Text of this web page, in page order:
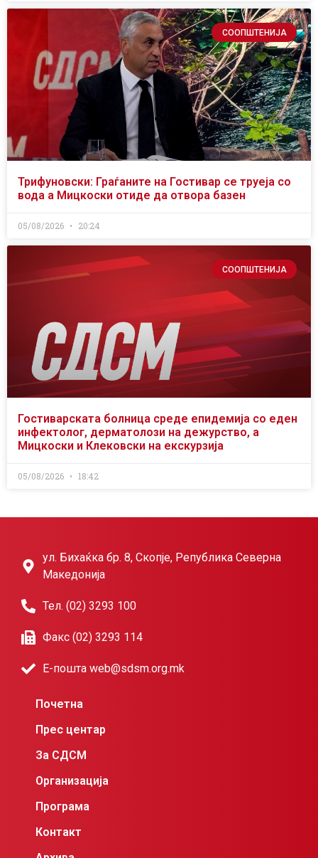
СООПШТЕНИЈА
Трифуновски: Граѓаните на Гостивар се труеја со
вода а Мицкоски отиде да отвора базен
05/08/2026 20:24
СООПШТЕНИЈА
Гостиварската болница среде епидемија со еден
инфектолог, дерматолози на дежурство, а
Мицкоски и Клековски на екскурзија
05/08/2026 18:42
ул. Бихаќка бр. 8, Скопје, Република Северна
Македонија
Тел. (02) 3293 100
Факс (02) 3293 114
Е-пошта web@sdsm.org.mk
Почетна
Прес центар
За СДСМ
Организација
Програма
Контакт